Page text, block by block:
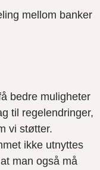
mellom banker
bedre muligheter
til regelendringer,
vi støtter.
ikke utnyttes
man også må